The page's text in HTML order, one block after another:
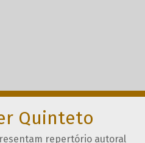
Quinteto
repertório autoral